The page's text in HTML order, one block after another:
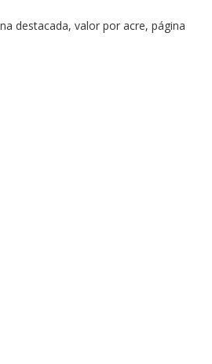
destacada, valor por acre, página